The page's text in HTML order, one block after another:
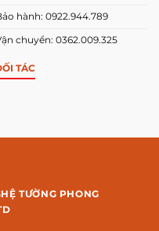
hành: 0922.944.789
chuyển: 0362.009.325
TÁC
TƯỜNG PHONG